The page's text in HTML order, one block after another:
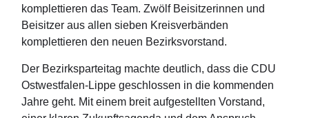
komplettieren das Team. Zwölf Beisitzerinnen und
Beisitzer aus allen sieben Kreisverbänden
komplettieren den neuen Bezirksvorstand.
Der Bezirksparteitag machte deutlich, dass die CDU
Ostwestfalen-Lippe geschlossen in die kommenden
Jahre geht. Mit einem breit aufgestellten Vorstand,